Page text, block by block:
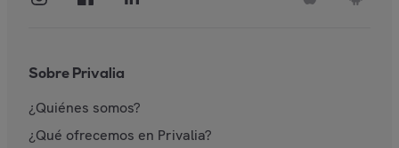
Sobre Privalia
¿Quiénes somos?
¿Qué ofrecemos en Privalia?